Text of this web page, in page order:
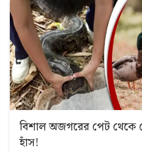
বিশাল অজগরের পেট থেকে
হাঁস!